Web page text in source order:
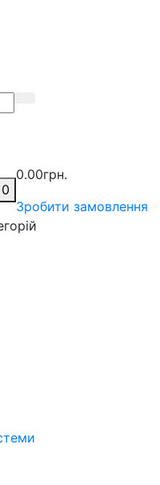
0
0.00грн.
Зробити замовлення